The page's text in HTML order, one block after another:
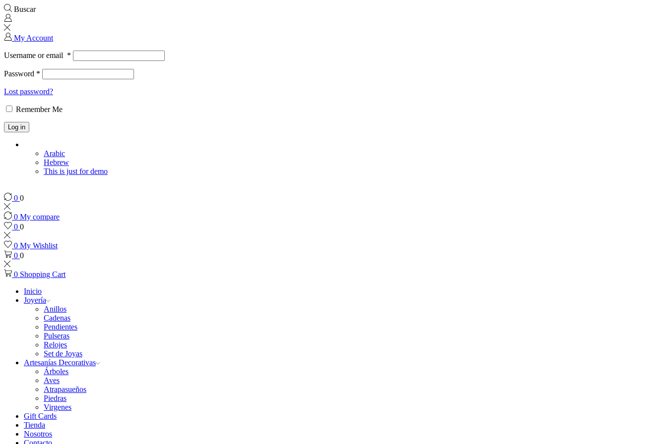
Buscar
My Account
Username or email *
Password *
Lost password?
Remember Me
Log in
Arabic
Hebrew
This is just for demo
0 0
0 My compare
0 0
0 My Wishlist
0 0
0 Shopping Cart
Inicio
Joyería
Anillos
Cadenas
Pendientes
Pulseras
Relojes
Set de Joyas
Artesanías Decorativas
Árboles
Aves
Atrapasueños
Piedras
Virgenes
Gift Cards
Tienda
Nosotros